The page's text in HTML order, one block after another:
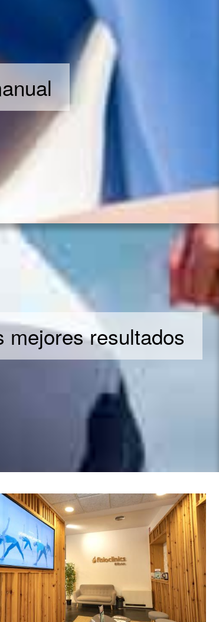
mejores resultados